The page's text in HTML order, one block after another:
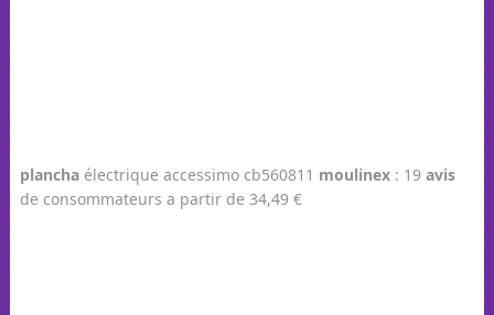
planchaélectrique accessimo cb560811 moulinex: 19 avis
de consommateurs a partir de 34,49 €